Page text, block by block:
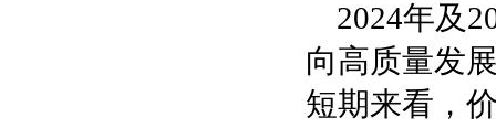
2024年及
向高质量发
短期来看，